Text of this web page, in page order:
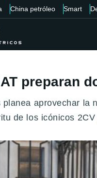
China petróleo Smart
preparan
aprovechar la
de los icónicos